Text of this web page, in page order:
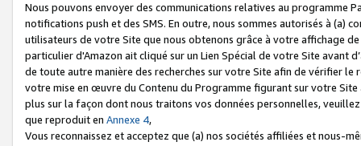
Nous pouvons envoyer des communications relatives au programme
notifications push et des SMS. En outre, nous sommes autorisés à
utilisateurs de votre Site que nous obtenons grâce à votre affichage
particulier d'Amazon ait cliqué sur un Lien Spécial de votre Site avant
de toute autre manière des recherches sur votre Site afin de vérifier
votre mise en œuvre du Contenu du Programme figurant sur votre
plus sur la façon dont nous traitons vos données personnelles,
que reproduit en Annexe 4,
Vous reconnaissez et acceptez que (a) nos sociétés affiliées et nous-